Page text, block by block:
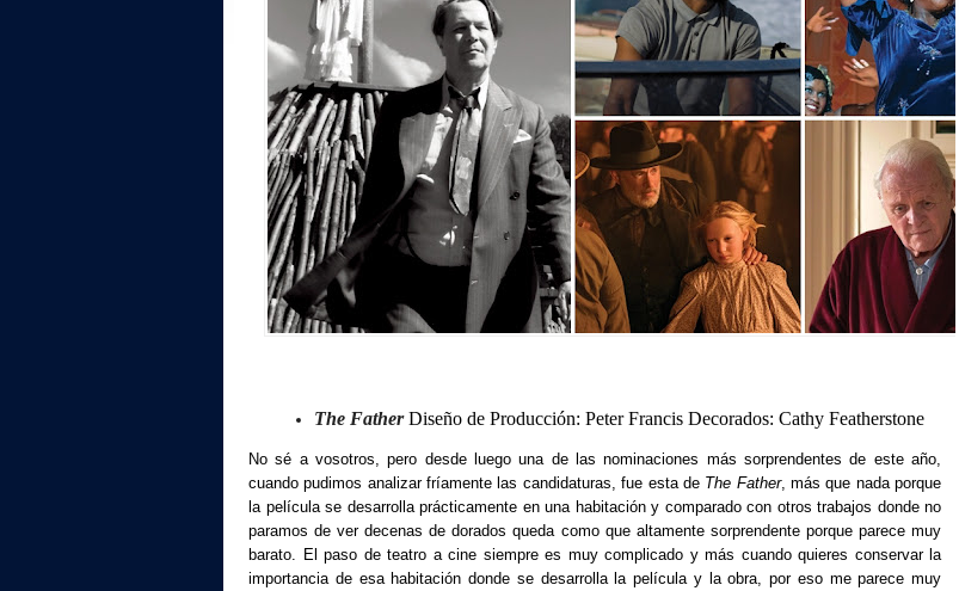
The Father Diseño de Producción: Peter Francis Decorados: Cathy Featherstone
No sé a vosotros, pero desde luego una de las nominaciones más sorprendentes de este año,
cuando pudimos analizar fríamente las candidaturas, fue esta de The Father, más que nada porque
la película se desarrolla prácticamente en una habitación y comparado con otros trabajos donde no
paramos de ver decenas de dorados queda como que altamente sorprendente porque parece muy
barato. El paso de teatro a cine siempre es muy complicado y más cuando quieres conservar la
importancia de esa habitación donde se desarrolla la película y la obra, por eso me parece muy